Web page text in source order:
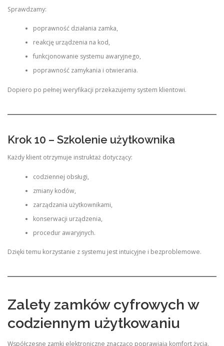
Sprawdzamy:
poprawność działania zamka,
reakcję urządzenia na kod,
funkcjonowanie systemu awaryjnego,
poprawność zamykania i otwierania.
Dopiero po pełnej weryfikacji przekazujemy system klientowi.
Krok 10 – Szkolenie użytkownika
Każdy klient otrzymuje instruktaż dotyczący:
codziennej obsługi,
zmiany kodów,
zarządzania użytkownikami,
konserwacji urządzenia,
procedur awaryjnych.
Dzięki temu korzystanie z systemu jest intuicyjne i bezproblemowe.
Zalety zamków cyfrowych w
codziennym użytkowaniu
Współczesne zamki elektroniczne znacząco poprawiają komfort życia.